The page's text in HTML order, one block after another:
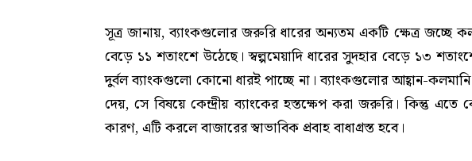
সূত্র জানায়, ব্যাংকগুলোর জরুরি ধারের অন্যতম একটি ক্ষেত্র জচ্ছে
বেড়ে ১১ শতাংশে উঠেছে। স্বল্পমেয়াদি ধারের সুদহার বেড়ে ১৩
দুর্বল ব্যাংকগুলো কোনো ধারই পাচ্ছে না। ব্যাংকগুলোর আহ্বান-
দেয়, সে বিষয়ে কেন্দ্রীয় ব্যাংকের হস্তক্ষেপ করা জরুরি। কিন্তু এতে
কারণ, এটি করলে বাজারের স্বাভাবিক প্রবাহ বাধাগ্রস্ত হবে।